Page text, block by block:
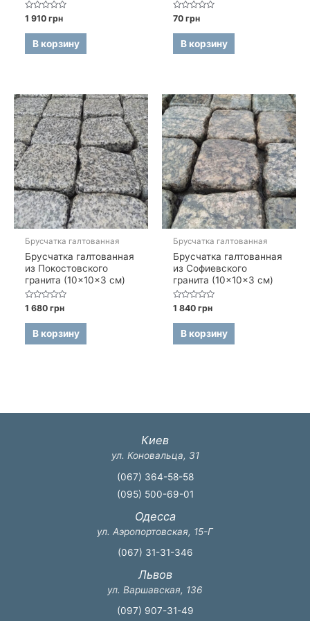
Оценка
0
из
1 910грн
В корзину
Оценка
0
из
70грн
В корзину
Брусчатка галтованная
Брусчатка галтованная
из Покостовского
гранита (10×10×3 см)
Оценка
0
из
1 680грн
В корзину
Брусчатка галтованная
Брусчатка галтованная
из Софиевского
гранита (10×10×3 см)
Оценка
0
из
1 840грн
В корзину
Киев
ул. Коновальца, 31
(067) 364-58-58
(095) 500-69-01
Одесса
ул. Аэропортовская, 15-Г
(067) 31-31-346
Львов
ул. Варшавская, 136
(097) 907-31-49